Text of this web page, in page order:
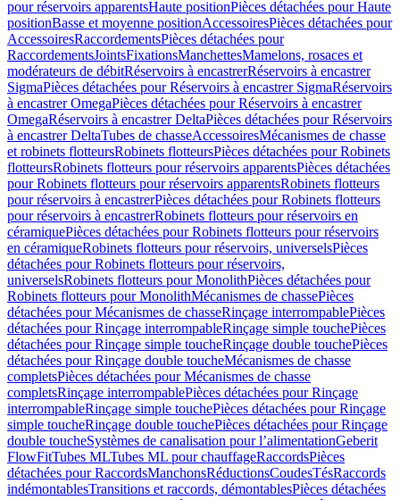
pour réservoirs apparentsHaute positionPièces détachées pour Haute
positionBasse et moyenne positionAccessoiresPièces détachées pour
AccessoiresRaccordementsPièces détachées pour
RaccordementsJointsFixationsManchettesMamelons, rosaces et
modérateurs de débitRéservoirs à encastrerRéservoirs à encastrer
SigmaPièces détachées pour Réservoirs à encastrer SigmaRéservoirs
à encastrer OmegaPièces détachées pour Réservoirs à encastrer
OmegaRéservoirs à encastrer DeltaPièces détachées pour Réservoirs
à encastrer DeltaTubes de chasseAccessoiresMécanismes de chasse
et robinets flotteursRobinets flotteursPièces détachées pour Robinets
flotteursRobinets flotteurs pour réservoirs apparentsPièces détachées
pour Robinets flotteurs pour réservoirs apparentsRobinets flotteurs
pour réservoirs à encastrerPièces détachées pour Robinets flotteurs
pour réservoirs à encastrerRobinets flotteurs pour réservoirs en
céramiquePièces détachées pour Robinets flotteurs pour réservoirs
en céramiqueRobinets flotteurs pour réservoirs, universelsPièces
détachées pour Robinets flotteurs pour réservoirs,
universelsRobinets flotteurs pour MonolithPièces détachées pour
Robinets flotteurs pour MonolithMécanismes de chassePièces
détachées pour Mécanismes de chasseRinçage interrompablePièces
détachées pour Rinçage interrompableRinçage simple touchePièces
détachées pour Rinçage simple toucheRinçage double touchePièces
détachées pour Rinçage double toucheMécanismes de chasse
completsPièces détachées pour Mécanismes de chasse
completsRinçage interrompablePièces détachées pour Rinçage
interrompableRinçage simple touchePièces détachées pour Rinçage
simple toucheRinçage double touchePièces détachées pour Rinçage
double toucheSystèmes de canalisation pour l’alimentationGeberit
FlowFitTubes MLTubes ML pour chauffageRaccordsPièces
détachées pour RaccordsManchonsRéductionsCoudesTésRaccords
indémontablesTransitions et raccords, démontablesPièces détachées